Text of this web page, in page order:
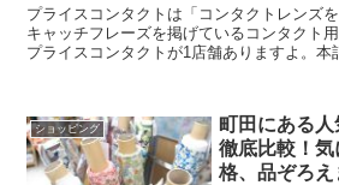
プライスコンタクトは「コンタクトレンズ
キャッチフレーズを掲げているコンタクト
プライスコンタクトが1店舗ありますよ。本
ショッピング
町田にある
徹底比較！
格、品ぞろえ